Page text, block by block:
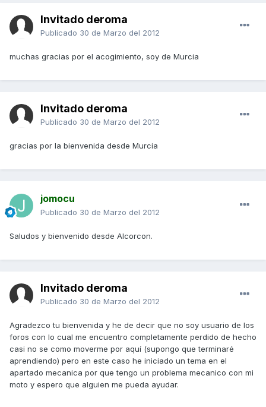
Invitado deroma
Publicado 30 de Marzo del 2012
muchas gracias por el acogimiento, soy de Murcia
Invitado deroma
Publicado 30 de Marzo del 2012
gracias por la bienvenida desde Murcia
jomocu
Publicado 30 de Marzo del 2012
Saludos y bienvenido desde Alcorcon.
Invitado deroma
Publicado 30 de Marzo del 2012
Agradezco tu bienvenida y he de decir que no soy usuario de los
foros con lo cual me encuentro completamente perdido de hecho
casi no se como moverme por aquí (supongo que terminaré
aprendiendo) pero en este caso he iniciado un tema en el
apartado mecanica por que tengo un problema mecanico con mi
moto y espero que alguien me pueda ayudar.